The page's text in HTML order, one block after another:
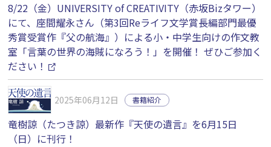
8/22（金）UNIVERSITY of CREATIVITY（赤坂Bizタワー）
にて、座間耀永さん（第3回Reライフ文学賞長編部門最優
秀賞受賞作『父の航海』）による小・中学生向けの作文教
室「言葉の世界の海賊になろう！」を開催！ ぜひご参加く
ださい！
2025年06月12日 書籍紹介
竜樹諒（たつき諒）最新作『天使の遺言』を6月15日
（日）に刊行！